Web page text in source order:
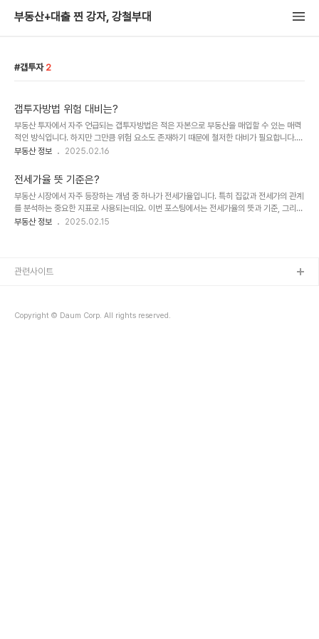
부동산+대출 찐 강자, 강철부대
갭투자 2
갭투자방법 위험 대비는?
부동산 투자에서 자주 언급되는 갭투자방법은 적은 자본으로 부동산을 매입할 수 있는 매력
적인 방식입니다. 하지만 그만큼 위험 요소도 존재하기 때문에 철저한 대비가 필요합니다.
이번 포스팅에서는 갭투자의 개념과 방법, 그리고 위험을 줄이는 전략까지 자세히 알아보겠
고 매입하는 방식입니다. 즉, 본인의 자본을 최소화하고 전세보증금을 활용하여 부동산을 취
득하는 투자법입니다.갭투자 공식:갭 = 매매가 - 전세가예를 들어, 매매가가 5억 원이고 전
세가가 4.5억 원인 경우, 갭투자는 5천만 원의 자본으로 가능합니다.이러한 방식은 집값 상
승 시 레버리지 효과를 극대화할 수 있지만, 반대로 전세가 하락이나 매매가 하락 시 큰 손
실..
부동산 정보 2025.02.16
전세가율 뜻 기준은?
부동산 시장에서 자주 등장하는 개념 중 하나가 전세가율입니다. 특히 집값과 전세가의 관계
를 분석하는 중요한 지표로 사용되는데요. 이번 포스팅에서는 전세가율의 뜻과 기준, 그리고
시장에 미치는 영향까지 자세히 살펴보겠습니다. 이 글을 끝까지 읽으신다면 전세가율 뜻을
가 됩니다. 이 비율이 높을수록 전세가가 매매가에 근접해 있다는 의미이며, 반대로 낮을수
부동산 정보 2025.02.15
Copyright © Daum Corp. All rights reserved.
관련사이트